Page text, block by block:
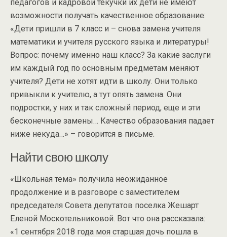
педагогов и кадровой текучки их дети не имеют
возможности получать качественное образование:
«Дети пришли в 7 класс и – снова замена учителя
математики и учителя русского языка и литературы!
Вопрос: почему именно наш класс? За какие заслуги
им каждый год по основным предметам меняют
учителя? Дети не хотят идти в школу. Они только
привыкли к учителю, а тут опять замена. Они
подростки, у них и так сложный период, еще и эти
бесконечные замены… Качество образования падает
ниже некуда…» – говорится в письме.
Найти свою школу
«Школьная тема» получила неожиданное
продолжение и в разговоре с заместителем
председателя Совета депутатов поселка Жешарт
Еленой Москотельниковой. Вот что она рассказала:
«1 сентября 2018 года моя старшая дочь пошла в